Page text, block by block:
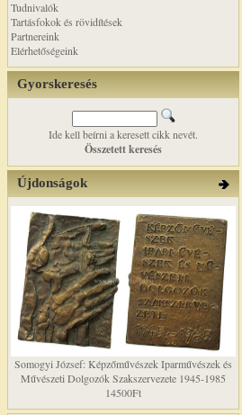
Tudnivalók
Tartásfokok és rövidítések
Partnereink
Elérhetőségeink
Gyorskeresés
Ide kell beírni a keresett cikk nevét.
Összetett keresés
Újdonságok
Somogyi József: Képzőművészek Iparművészek és
Művészeti Dolgozók Szakszervezete 1945-1985
14500Ft